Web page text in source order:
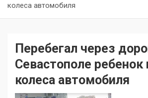
колеса автомобиля
Перебегал через
Севастополе ребенок
колеса автомобиля